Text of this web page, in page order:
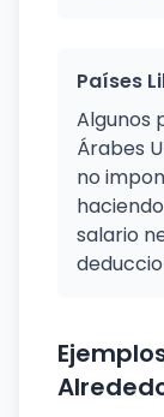
Países
Algunos
Árabes
no
salario